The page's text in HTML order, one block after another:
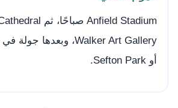
أو Sefton Park.